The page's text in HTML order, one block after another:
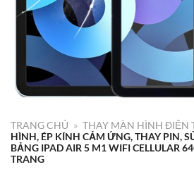
TRANG CHỦ » THAY MÀN HÌNH ĐIỆN
HÌNH, ÉP KÍNH CẢM ỨNG, THAY PIN,
BẢNG IPAD AIR 5 M1 WIFI CELLULAR
TRANG